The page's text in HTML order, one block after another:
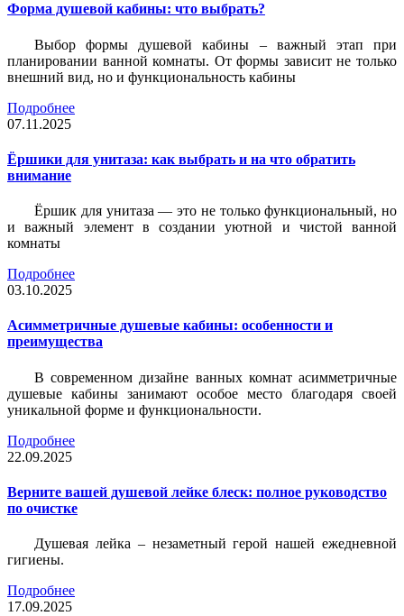
Форма душевой кабины: что выбрать?
Выбор формы душевой кабины – важный этап при
планировании ванной комнаты. От формы зависит не только
внешний вид, но и функциональность кабины
Подробнее
07.11.2025
Ёршики для унитаза: как выбрать и на что обратить
внимание
Ёршик для унитаза — это не только функциональный, но
и важный элемент в создании уютной и чистой ванной
комнаты
Подробнее
03.10.2025
Асимметричные душевые кабины: особенности и
преимущества
В современном дизайне ванных комнат асимметричные
душевые кабины занимают особое место благодаря своей
уникальной форме и функциональности.
Подробнее
22.09.2025
Верните вашей душевой лейке блеск: полное руководство
по очистке
Душевая лейка – незаметный герой нашей ежедневной
гигиены.
Подробнее
17.09.2025